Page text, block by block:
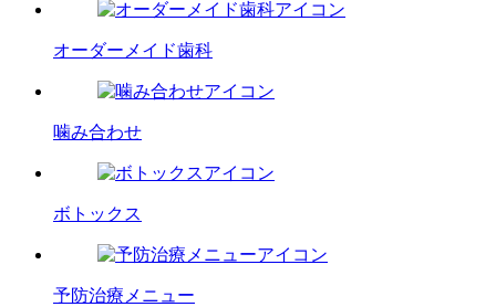
オーダーメイド歯科
噛み合わせ
ボトックス
予防治療メニュー